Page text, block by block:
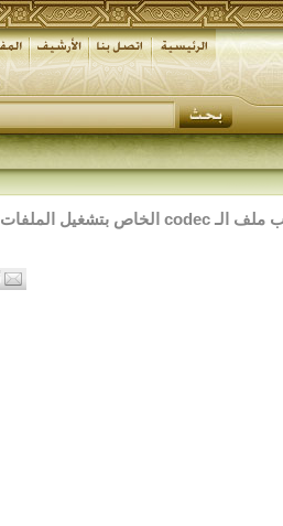
لتنزيل وتركيب ملف الـ codec الخاص بتشغيل الملفات